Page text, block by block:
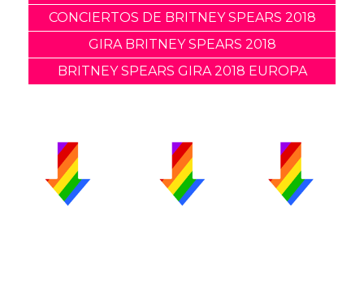
CONCIERTOS DE BRITNEY SPEARS 2018
GIRA BRITNEY SPEARS 2018
BRITNEY SPEARS GIRA 2018 EUROPA